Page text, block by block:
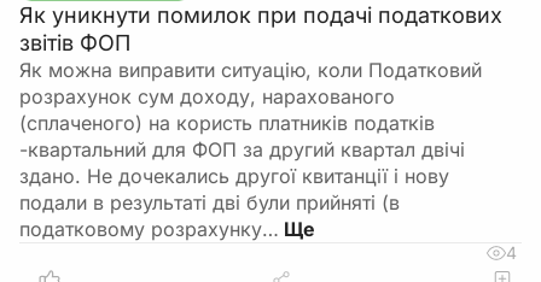
Як уникнути помилок при подачі податкових
звітів ФОП
Як можна виправити ситуацію, коли Податковий
розрахунок сум доходу, нарахованого
(сплаченого) на користь платників податків
-квартальний для ФОП за другий квартал двічі
здано. Не дочекались другої квитанції і нову
подали в результаті дві були прийняті (в
податковому розрахунку…
4